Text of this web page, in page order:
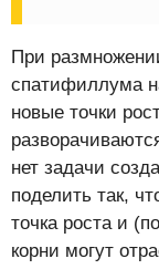
При
спатифиллума
новые точки
нет задачи
поделить так,
точка роста и
корни могут